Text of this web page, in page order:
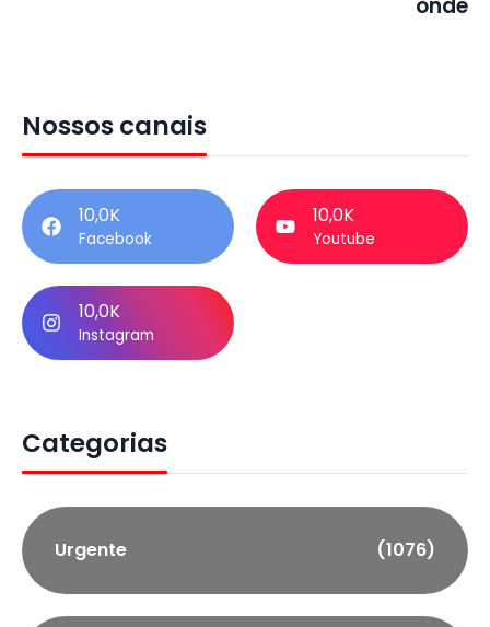
onde
Nossos canais
10,0K
Facebook
10,0K
Youtube
10,0K
Instagram
Categorias
Urgente (1076)